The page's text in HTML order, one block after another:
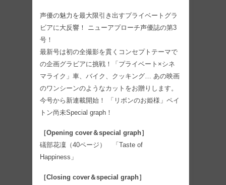
声優の魅力を最大限引き出すプライベートグラ
ビアに大反響！ ニューアプローチ声優誌の第3
号！
最新号は初の全撮影を貫くコンセプトテーマで
の企画グラビアに挑戦！「プライベート×シネ
マライク」車、バイク、クッキング… あの映画
のワンシーンのようなカットをお贈りします。
今号から新連載開始！ 「リボンのお姫様」ペイ
トン尚未Special graph！
［Opening cover＆special graph］
礒部花凜（40ページ） 「Taste of
Happiness」
［Closing cover＆special graph］